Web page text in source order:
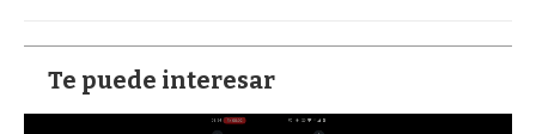
Te puede interesar